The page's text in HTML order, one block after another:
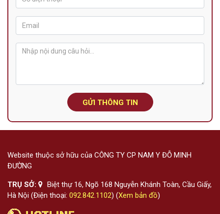
GỬI THÔNG TIN
Website thuộc sở hữu của CÔNG TY CP NAM Y ĐỖ MINH
ĐƯỜNG
TRỤ SỞ:
Biệt thự 16, Ngõ 168 Nguyễn Khánh Toàn, Cầu Giấy,
Hà Nội (Điện thoại: 092.842.1102) (Xem bản đồ)